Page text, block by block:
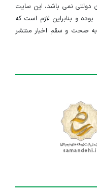
دولتی نمی باشد، این سایت
و بنابراین لازم است که
صحت و سقم اخبار منتشر